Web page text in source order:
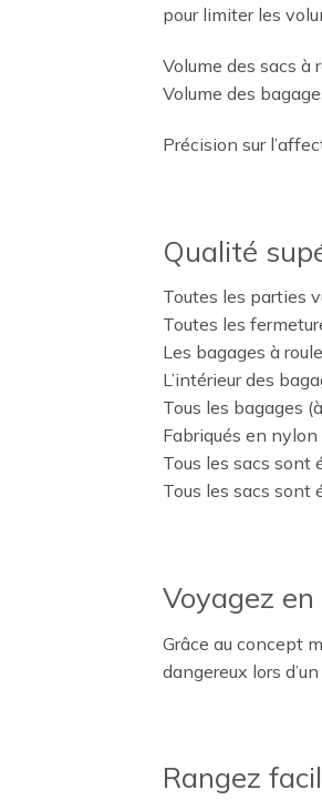
pour limiter les
Volume des sacs à
Volume des
Précision sur
Qualité
Toutes les parties
Toutes les
Les bagages à
L’intérieur des
Tous les bagages
Fabriqués en
Tous les sacs sont
Tous les sacs sont
Voyagez
Grâce au concept
dangereux lors
Rangez